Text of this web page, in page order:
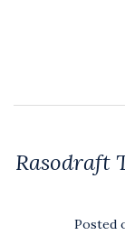
Rasodraft
Posted